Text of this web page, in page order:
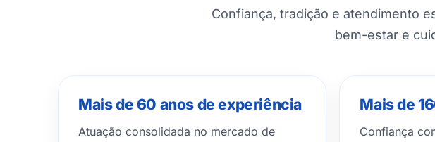
Confiança, tradição e atendimento
bem-estar e
Mais de 60 anos de experiência
Atuação consolidada no mercado de
Mais de
Confiança